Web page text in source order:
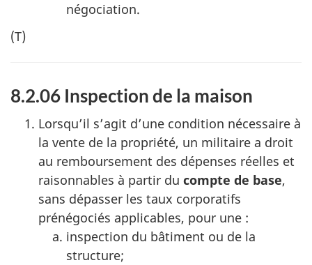
négociation.
(T)
8.2.06 Inspection de la maison
Lorsqu’il s’agit d’une condition nécessaire à
la vente de la propriété, un militaire a droit
au remboursement des dépenses réelles et
raisonnables à partir du compte de base,
sans dépasser les taux corporatifs
prénégociés applicables, pour une :
inspection du bâtiment ou de la
structure;